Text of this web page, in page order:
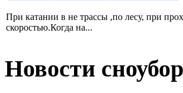
При катании в не трассы ,по лесу, при
скоростью.Когда на...
Новости